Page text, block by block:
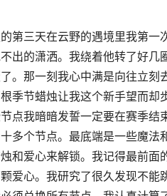
第三天在云野的遇境里我第
出的潇洒。我绕着他转了好
。那一刻我心中满是向往立
季节蜡烛让我这个新手望而
点我暗暗发誓一定要在赛季
多个节点。最底端是一些魔
和爱心来解锁。我记得最前
爱心。我研究了很久发现不